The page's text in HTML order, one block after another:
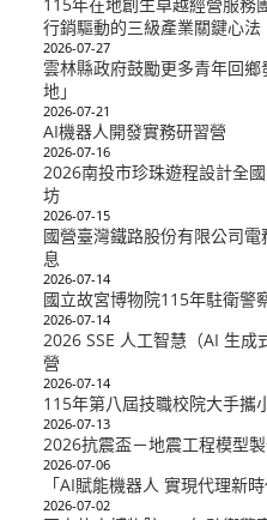
行銷驅動的三級產業關鍵心法
2026-07-27
雲林縣政府鼓勵更多青年回
地」
2026-07-21
AI機器人開發實務研習營
2026-07-16
2026南投市珍珠遊程設計全
坊
2026-07-15
國營臺灣鐵路股份有限公司
息
2026-07-14
國立故宮博物院115年駐衛警
2026-07-14
2026 SSE 人工智慧（AI 生
營
2026-07-14
115年第八屆技職校院大手攜
2026-07-13
2026抗震盃－地震工程模型
2026-07-06
「AI賦能機器人 實現代理新
2026-07-02